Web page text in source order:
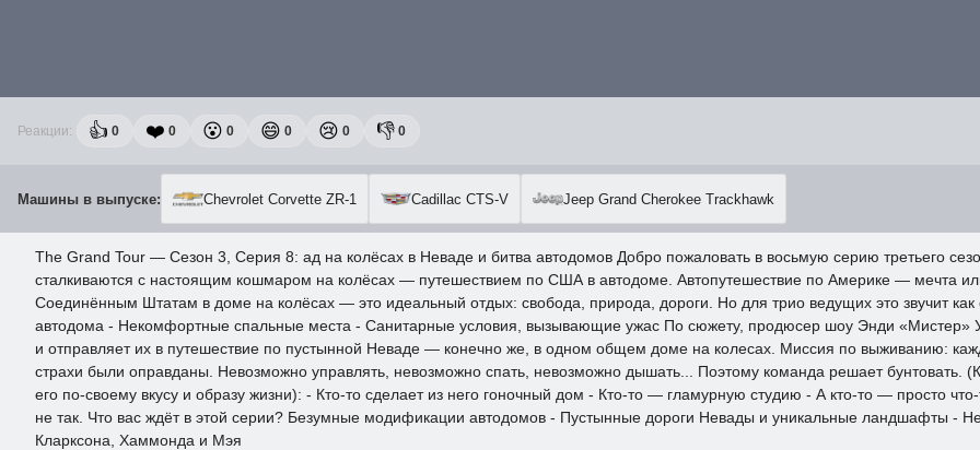
Реакции: 👍 0 ❤️ 0 😮 0 😄 0 😢 0 👎 0
Машины в выпуске: Chevrolet Corvette ZR-1 Cadillac CTS-V Jeep Grand Cherokee Trackhawk
The Grand Tour — Сезон 3, Серия 8: ад на колёсах в Неваде и битва автодомов Добро пожаловать в восьмую серию третьего
сталкиваются с настоящим кошмаром на колёсах — путешествием по США в автодоме. Автопутешествие по Америке — мечта
Соединённым Штатам в доме на колёсах — это идеальный отдых: свобода, природа, дороги. Но для трио ведущих это звучит
автодома - Некомфортные спальные места - Санитарные условия, вызывающие ужас По сюжету, продюсер шоу Энди «Мистер»
и отправляет их в путешествие по пустынной Неваде — конечно же, в одном общем доме на колесах. Миссия по выживанию:
страхи были оправданы. Невозможно управлять, невозможно спать, невозможно дышать... Поэтому команда решает бунтовать.
его по-своему вкусу и образу жизни): - Кто-то сделает из него гоночный дом - Кто-то — гламурную студию - А кто-то — просто
не так. Что вас ждёт в этой серии? Безумные модификации автодомов - Пустынные дороги Невады и уникальные ландшафты
Кларксона, Хаммонда и Мэя